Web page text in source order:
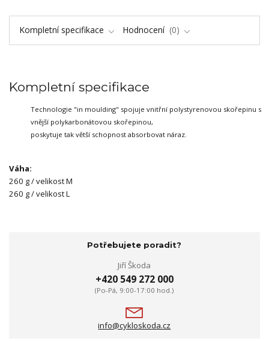
Kompletní specifikace Hodnocení 0
Kompletní specifikace
Technologie "in moulding" spojuje vnitřní polystyrenovou skořepinu s
vnější polykarbonátovou skořepinou,
poskytuje tak větší schopnost absorbovat náraz.
Váha:
260 g / velikost M
260 g / velikost L
Potřebujete poradit?
Jiří Škoda
+420 549 272 000
(Po-Pá, 9:00-17:00 hod.)
info@cykloskoda.cz